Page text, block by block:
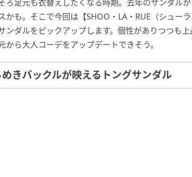
ろ足元も衣替えしたくなる時期。去年のサンダル
かも。そこで今回は【SHOO・LA・RUE（シュー
ンダルをピックアップします。個性がありつつも
から大人コーデをアップデートできそう。
めきバックルが映えるトングサンダル